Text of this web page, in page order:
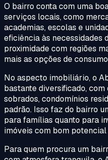
O bairro conta com uma
serviços locais, como
academias, escolas e
eficiência às necessidades
proximidade com regiões
mais as opções de
No aspecto imobiliário, o
bastante diversificado,
sobrados, condomínios
padrão. Isso faz do bairro
para famílias quanto para
imóveis com bom
Para quem procura um